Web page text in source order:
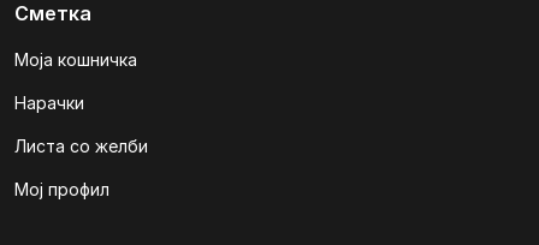
Сметка
Моја кошничка
Нарачки
Листа со желби
Мој профил